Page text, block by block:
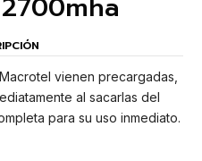
vienen precargadas,
al sacarlas del
para su uso inmediato.